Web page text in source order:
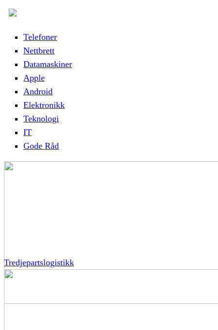
Telefoner
Nettbrett
Datamaskiner
Apple
Android
Elektronikk
Teknologi
IT
Gode Råd
Tredjepartslogistikk